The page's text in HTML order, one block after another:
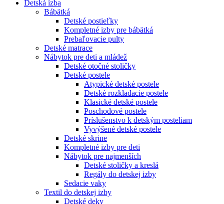
Detská izba
Bábätká
Detské postieľky
Kompletné izby pre bábätká
Prebaľovacie pulty
Detské matrace
Nábytok pre deti a mládež
Detské otočné stoličky
Detské postele
Atypické detské postele
Detské rozkladacie postele
Klasické detské postele
Poschodové postele
Príslušenstvo k detským posteliam
Vyvýšené detské postele
Detské skrine
Kompletné izby pre deti
Nábytok pre najmenších
Detské stoličky a kreslá
Regály do detskej izby
Sedacie vaky
Textil do detskej izby
Detské deky